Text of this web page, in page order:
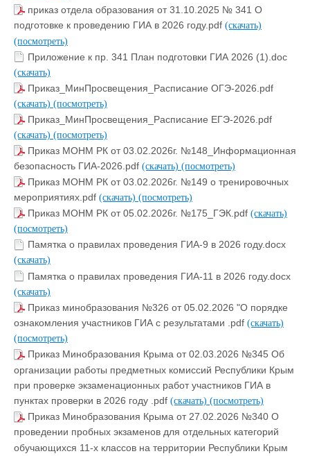
приказ отдела образования от 31.10.2025 № 341 О
подготовке к проведению ГИА в 2026 году.pdf (скачать)
(посмотреть)
Приложение к пр. 341 План подготовки ГИА 2026 (1).doc
(скачать)
Приказ_МинПросвещения_Расписание ОГЭ-2026.pdf
(скачать) (посмотреть)
Приказ_МинПросвещения_Расписание ЕГЭ-2026.pdf
(скачать) (посмотреть)
Приказ МОНМ РК от 03.02.2026г. №148_Информационная
безопасность ГИА-2026.pdf (скачать) (посмотреть)
Приказ МОНМ РК от 03.02.2026г. №149 о тренировочных
мероприятиях.pdf (скачать) (посмотреть)
Приказ МОНМ РК от 05.02.2026г. №175_ГЭК.pdf (скачать)
(посмотреть)
Памятка о правилах проведения ГИА-9 в 2026 году.docx
(скачать)
Памятка о правилах проведения ГИА-11 в 2026 году.docx
(скачать)
Приказ минобразования №326 от 05.02.2026 "О порядке
ознакомления участников ГИА с результатами .pdf (скачать)
(посмотреть)
Приказ Минобразования Крыма от 02.03.2026 №345 Об
организации работы предметных комиссий Республики Крым
при проверке экзаменационных работ участников ГИА в
пунктах проверки в 2026 году .pdf (скачать) (посмотреть)
Приказ Минобразования Крыма от 27.02.2026 №340 О
проведении пробных экзаменов для отдельных категорий
обучающихся 11-х классов на территории Республики Крым